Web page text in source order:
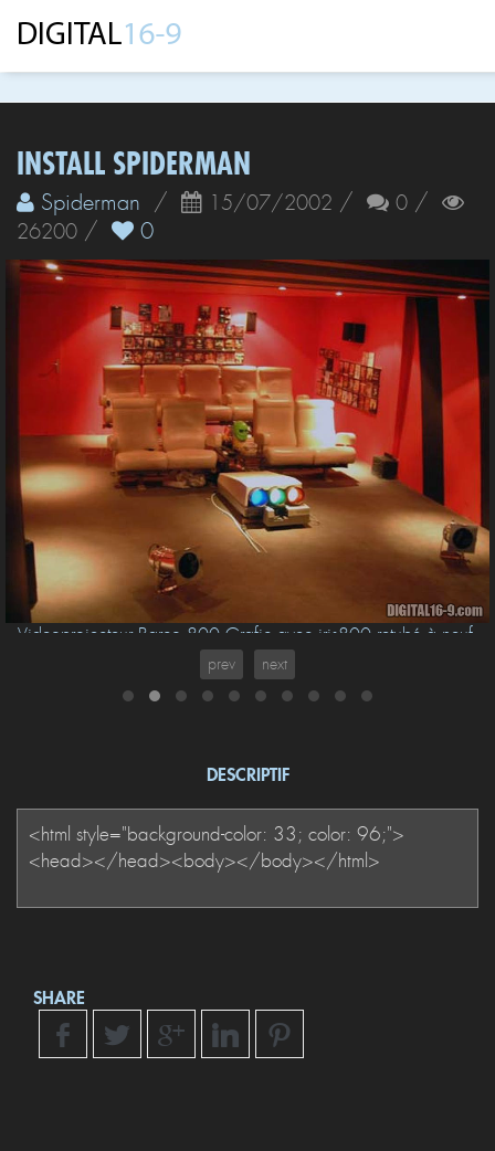
INSTALL SPIDERMAN
Spiderman / 15/07/2002 / 0 /
26200 / 0
Videoprojecteur Barco 800 Grafic avec iris800 retubé à neuf.
Siége de Ciné récupéré dans un cinéma qui fermé ses portes.
Projecteur "par 64" éclairant l'écran quand il n'y a pas d'image.
DESCRIPTIF
SHARE